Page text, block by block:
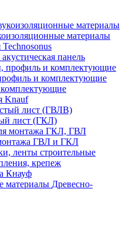
материалы
панель
и комплектующие
Knauf
лист (ГВЛВ)
лист (ГКЛ)
монтажа ГКЛ, ГВЛ
ГВЛ и ГКЛ
ленты строительные
крепеж
Кнауф
Древесно-